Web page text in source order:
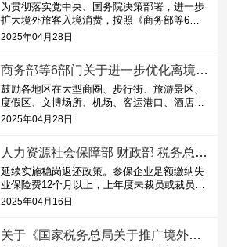
为贯彻落实党中央、国务院决策部署，进一步
扩大境外旅客入境消费，按照《商务部等6部
门关于进一步优化离境退税政策扩大入境消费
2025年04月28日
商务部等6部门关于进一步优化离境退税政策扩大入境消费的通知
鼓励各地区在大型商圈、步行街、旅游景区、
度假区、文博场所、机场、客运港口、酒店等
增设退税商店，扩大退税商店覆盖面。积极引
2025年04月28日
人力资源社会保障部 财政部 税务总局关于延续实施失业保险稳岗惠民政策措施的通知
延续实施稳岗返还政策。参保企业足额缴纳失
业保险费12个月以上，上年度未裁员或裁员率
不高于上年度全国城镇调查失业率控制目标，
2025年04月16日
关于《国家税务总局关于推广境外旅客购物离境退税“即买即退”服务措施的公告》的解读